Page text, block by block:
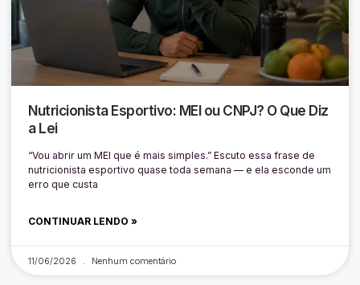
Nutricionista Esportivo: MEI ou CNPJ? O Que Diz
a Lei
“Vou abrir um MEI que é mais simples.” Escuto essa frase de
nutricionista esportivo quase toda semana — e ela esconde um
erro que custa
CONTINUAR LENDO »
11/06/2026 Nenhum comentário